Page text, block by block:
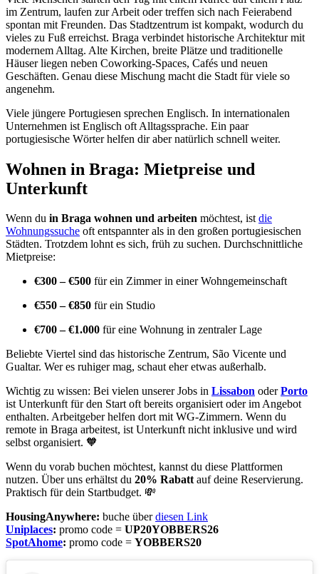
im Zentrum, laufen zur Arbeit oder treffen sich nach Feierabend
spontan mit Freunden. Das Stadtzentrum ist kompakt, wodurch du
vieles zu Fuß erreichst. Braga verbindet historische Architektur mit
modernem Alltag. Alte Kirchen, breite Plätze und traditionelle
Häuser liegen neben Coworking-Spaces, Cafés und neuen
Geschäften. Genau diese Mischung macht die Stadt für viele so
angenehm.
Viele jüngere Portugiesen sprechen Englisch. In internationalen
Unternehmen ist Englisch oft Alltagssprache. Ein paar
portugiesische Wörter helfen dir aber natürlich schnell weiter.
Wohnen in Braga: Mietpreise und
Unterkunft
Wenn du in Braga wohnen und arbeiten möchtest, istdie
Wohnungssuche oft entspannter als in den großen portugiesischen
Städten. Trotzdem lohnt es sich, früh zu suchen. Durchschnittliche
Mietpreise:
€300 – €500 für ein Zimmer in einer Wohngemeinschaft
€550 – €850 für ein Studio
€700 – €1.000 für eine Wohnung in zentraler Lage
Beliebte Viertel sind das historische Zentrum, São Vicente und
Gualtar. Wer es ruhiger mag, schaut eher etwas außerhalb.
Wichtig zu wissen: Bei vielen unserer Jobs in Lissabon oderPorto
ist Unterkunft für den Start oft bereits organisiert oder im Angebot
enthalten. Arbeitgeber helfen dort mit WG-Zimmern. Wenn du
remote in Braga arbeitest, ist Unterkunft nicht inklusive und wird
selbst organisiert. 🧡
Wenn du vorab buchen möchtest, kannst du diese Plattformen
nutzen. Über uns erhältst du 20% Rabattauf deine Reservierung.
Praktisch für dein Startbudget. 💸
HousingAnywhere: buche überdiesen Link
Uniplaces: promo code = UP20YOBBERS26
SpotAhome: promo code = YOBBERS20